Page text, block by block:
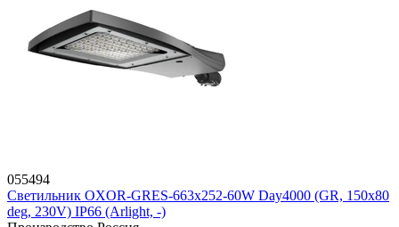
055494
Светильник OXOR-GRES-663х252-60W Day4000 (GR, 150x80
deg, 230V) IP66 (Arlight, -)